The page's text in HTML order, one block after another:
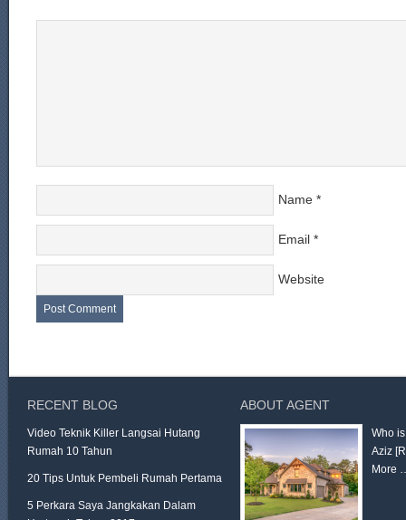
Name *
Email *
Website
RECENT BLOG
Video Teknik Killer Langsai Hutang
Rumah 10 Tahun
20 Tips Untuk Pembeli Rumah Pertama
5 Perkara Saya Jangkakan Dalam
ABOUT AGENT
Who
Aziz
More